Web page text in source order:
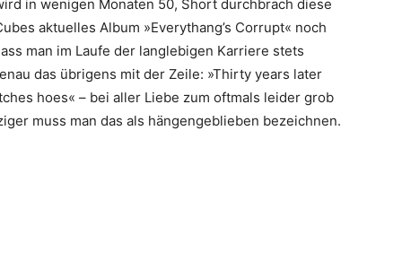
in wenigen Monaten 50, Short durchbrach diese
aktuelles Album »Everythang’s Corrupt« noch
man im Laufe der langlebigen Karriere stets
das übrigens mit der Zeile: »Thirty years later
hoes« – bei aller Liebe zum oftmals leider grob
muss man das als hängengeblieben bezeichnen.